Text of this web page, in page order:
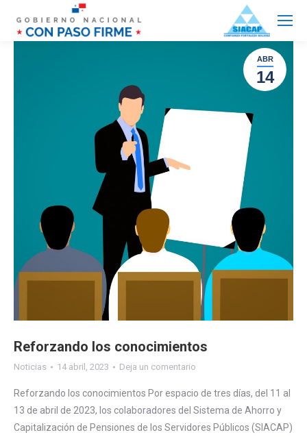
ABR
14
Reforzando los conocimientos
Noticias 14 abril, 2023 Deja un comentario
Reforzando los conocimientos Por espacio de tres días, del 11 al
13 de abril de 2023, los colaboradores del Sistema de Ahorro y
Capitalización de Pensiones de los Servidores Públicos (SIACAP)